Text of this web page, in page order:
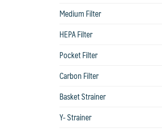
Medium Filter
HEPA Filter
Pocket Filter
Carbon Filter
Basket Strainer
Y- Strainer